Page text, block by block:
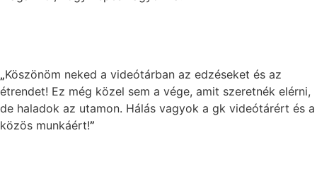
„Köszönöm neked a videótárban az edzéseket és az
étrendet! Ez még közel sem a vége, amit szeretnék elérni,
de haladok az utamon. Hálás vagyok a gk videótárért és a
közös munkáért!”